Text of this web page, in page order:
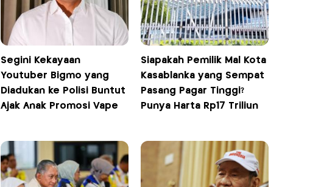
Segini Kekayaan
Youtuber Bigmo yang
Diadukan ke Polisi Buntut
Ajak Anak Promosi Vape
Siapakah Pemilik Mal Kota
Kasablanka yang Sempat
Pasang Pagar Tinggi?
Punya Harta Rp17 Triliun